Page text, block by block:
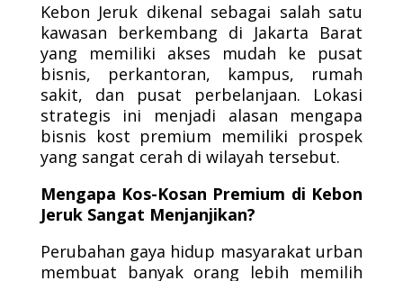
Kebon Jeruk dikenal sebagai salah satu
kawasan berkembang di Jakarta Barat
yang memiliki akses mudah ke pusat
bisnis, perkantoran, kampus, rumah
sakit, dan pusat perbelanjaan. Lokasi
strategis ini menjadi alasan mengapa
bisnis kost premium memiliki prospek
yang sangat cerah di wilayah tersebut.
Mengapa Kos-Kosan Premium di Kebon
Jeruk Sangat Menjanjikan?
Perubahan gaya hidup masyarakat urban
membuat banyak orang lebih memilih